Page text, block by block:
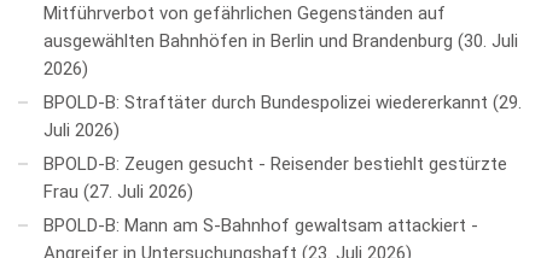
Mitführverbot von gefährlichen Gegenständen auf
ausgewählten Bahnhöfen in Berlin und Brandenburg 30. Juli
2026
BPOLD-B: Straftäter durch Bundespolizei wiedererkannt
29.
Juli 2026
BPOLD-B: Zeugen gesucht - Reisender bestiehlt gestürzte
Frau
27. Juli 2026
BPOLD-B: Mann am S-Bahnhof gewaltsam attackiert -
Angreifer in Untersuchungshaft
23. Juli 2026